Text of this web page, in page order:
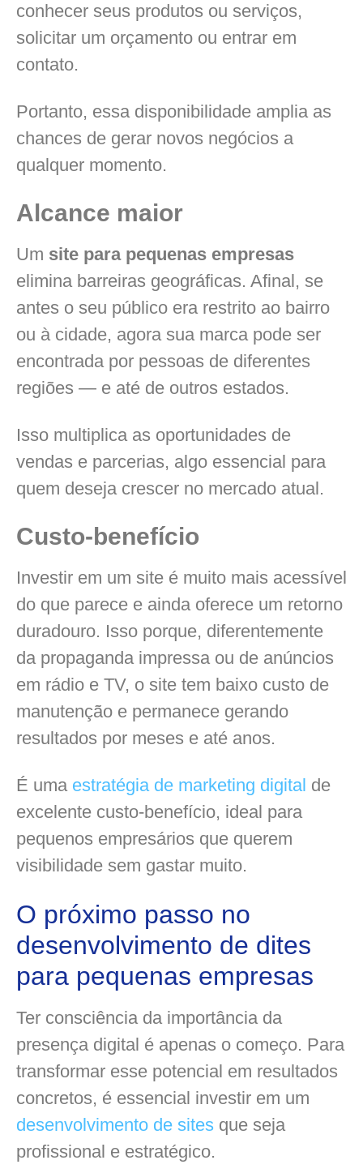
conhecer seus produtos ou serviços,
solicitar um orçamento ou entrar em
contato.
Portanto, essa disponibilidade amplia as
chances de gerar novos negócios a
qualquer momento.
Alcance maior
Um site para pequenas empresas
elimina barreiras geográficas. Afinal, se
antes o seu público era restrito ao bairro
ou à cidade, agora sua marca pode ser
encontrada por pessoas de diferentes
regiões — e até de outros estados.
Isso multiplica as oportunidades de
vendas e parcerias, algo essencial para
quem deseja crescer no mercado atual.
Custo-benefício
Investir em um site é muito mais acessível
do que parece e ainda oferece um retorno
duradouro. Isso porque, diferentemente
da propaganda impressa ou de anúncios
em rádio e TV, o site tem baixo custo de
manutenção e permanece gerando
resultados por meses e até anos.
É uma estratégia de marketing digital de
excelente custo-benefício, ideal para
pequenos empresários que querem
visibilidade sem gastar muito.
O próximo passo no
desenvolvimento de dites
para pequenas empresas
Ter consciência da importância da
presença digital é apenas o começo. Para
transformar esse potencial em resultados
concretos, é essencial investir em um
desenvolvimento de sites que seja
profissional e estratégico.